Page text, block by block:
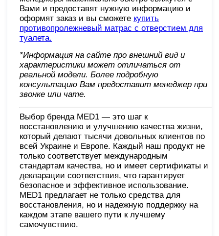
Вами и предоставят нужную информацию и
оформят заказ и вы сможете купить
противопролежневый матрас с отверстием для
туалета.
*Информация на сайте про внешний вид и
характеристики может отличаться от
реальной модели. Более подробную
консультацию Вам предоставит менеджер при
звонке или чате.
Выбор бренда MED1 — это шаг к
восстановлению и улучшению качества жизни,
который делают тысячи довольных клиентов по
всей Украине и Европе. Каждый наш продукт не
только соответствует международным
стандартам качества, но и имеет сертификаты и
декларации соответствия, что гарантирует
безопасное и эффективное использование.
MED1 предлагает не только средства для
восстановления, но и надежную поддержку на
каждом этапе вашего пути к лучшему
самочувствию.